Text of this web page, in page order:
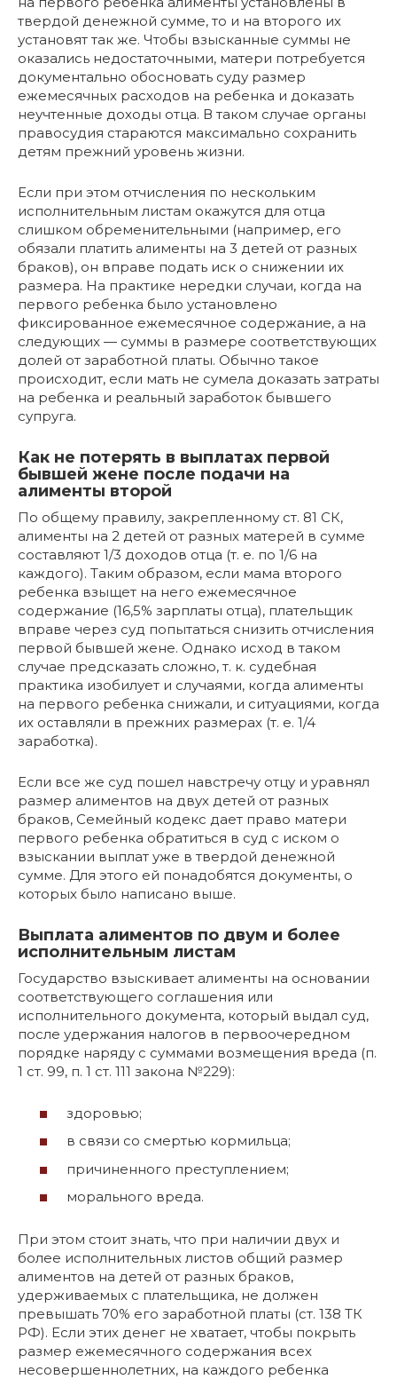
твердой денежной сумме, то и на второго их
установят так же. Чтобы взысканные суммы не
оказались недостаточными, матери потребуется
документально обосновать суду размер
ежемесячных расходов на ребенка и доказать
неучтенные доходы отца. В таком случае органы
правосудия стараются максимально сохранить
детям прежний уровень жизни.
Если при этом отчисления по нескольким
исполнительным листам окажутся для отца
слишком обременительными (например, его
обязали платить алименты на 3 детей от разных
браков), он вправе подать иск о снижении их
размера. На практике нередки случаи, когда на
первого ребенка было установлено
фиксированное ежемесячное содержание, а на
следующих — суммы в размере соответствующих
долей от заработной платы. Обычно такое
происходит, если мать не сумела доказать затраты
на ребенка и реальный заработок бывшего
супруга.
Как не потерять в выплатах первой
бывшей жене после подачи на
алименты второй
По общему правилу, закрепленному ст. 81 СК,
алименты на 2 детей от разных матерей в сумме
составляют 1/3 доходов отца (т. е. по 1/6 на
каждого). Таким образом, если мама второго
ребенка взыщет на него ежемесячное
содержание (16,5% зарплаты отца), плательщик
вправе через суд попытаться снизить отчисления
первой бывшей жене. Однако исход в таком
случае предсказать сложно, т. к. судебная
практика изобилует и случаями, когда алименты
на первого ребенка снижали, и ситуациями, когда
их оставляли в прежних размерах (т. е. 1/4
заработка).
Если все же суд пошел навстречу отцу и уравнял
размер алиментов на двух детей от разных
браков, Семейный кодекс дает право матери
первого ребенка обратиться в суд с иском о
взыскании выплат уже в твердой денежной
сумме. Для этого ей понадобятся документы, о
которых было написано выше.
Выплата алиментов по двум и более
исполнительным листам
Государство взыскивает алименты на основании
соответствующего соглашения или
исполнительного документа, который выдал суд,
после удержания налогов в первоочередном
порядке наряду с суммами возмещения вреда (п.
1 ст. 99, п. 1 ст. 111 закона №229):
здоровью;
в связи со смертью кормильца;
причиненного преступлением;
морального вреда.
При этом стоит знать, что при наличии двух и
более исполнительных листов общий размер
алиментов на детей от разных браков,
удерживаемых с плательщика, не должен
превышать 70% его заработной платы (ст. 138 ТК
РФ). Если этих денег не хватает, чтобы покрыть
размер ежемесячного содержания всех
несовершеннолетних, на каждого ребенка